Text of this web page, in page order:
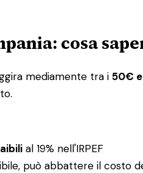
cosa
mediamente tra i 50€
al 19% nell'IRPEF
può abbattere il costo